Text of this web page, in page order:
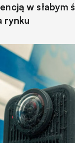
w słabym
rynku